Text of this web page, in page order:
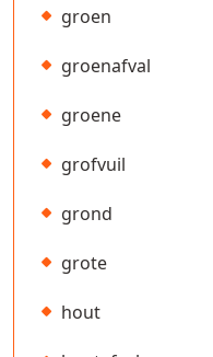
groen
groenafval
groene
grofvuil
grond
grote
hout